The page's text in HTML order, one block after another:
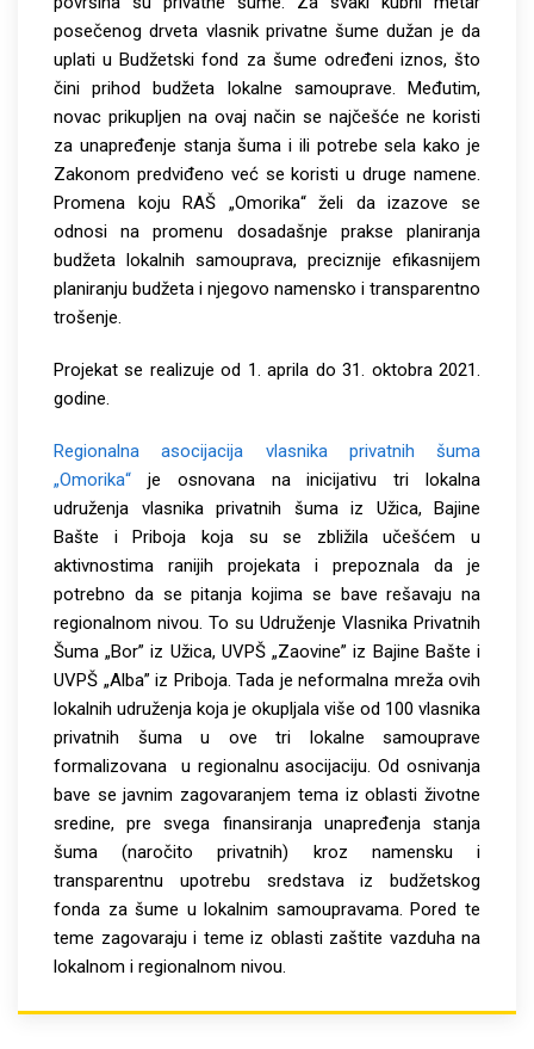
posečenog drveta vlasnik privatne šume dužan je da
uplati u Budžetski fond za šume određeni iznos, što
čini prihod budžeta lokalne samouprave. Međutim,
novac prikupljen na ovaj način se najčešće ne koristi
za unapređenje stanja šuma i ili potrebe sela kako je
Zakonom predviđeno već se koristi u druge namene.
Promena koju RAŠ „Omorika“ želi da izazove se
odnosi na promenu dosadašnje prakse planiranja
budžeta lokalnih samouprava, preciznije efikasnijem
planiranju budžeta i njegovo namensko i transparentno
trošenje.
Projekat se realizuje od 1. aprila do 31. oktobra 2021.
godine.
Regionalna asocijacija vlasnika privatnih šuma
„Omorika“ je osnovana na inicijativu tri lokalna
udruženja vlasnika privatnih šuma iz Užica, Bajine
Bašte i Priboja koja su se zbližila učešćem u
aktivnostima ranijih projekata i prepoznala da je
potrebno da se pitanja kojima se bave rešavaju na
regionalnom nivou. To su Udruženje Vlasnika Privatnih
Šuma „Bor” iz Užica, UVPŠ „Zaovine” iz Bajine Bašte i
UVPŠ „Alba” iz Priboja. Tada je neformalna mreža ovih
lokalnih udruženja koja je okupljala više od 100 vlasnika
privatnih šuma u ove tri lokalne samouprave
formalizovana u regionalnu asocijaciju. Od osnivanja
bave se javnim zagovaranjem tema iz oblasti životne
sredine, pre svega finansiranja unapređenja stanja
šuma (naročito privatnih) kroz namensku i
transparentnu upotrebu sredstava iz budžetskog
fonda za šume u lokalnim samoupravama. Pored te
teme zagovaraju i teme iz oblasti zaštite vazduha na
lokalnom i regionalnom nivou.